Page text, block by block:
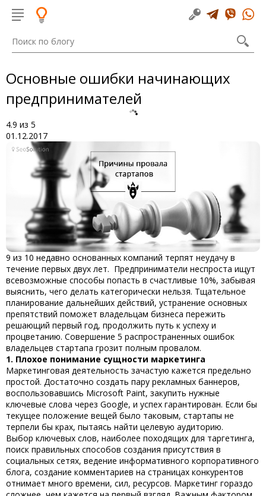
Основные ошибки начинающих
предпринимателей
4.9 из 5
01.12.2017
9 из 10 недавно основанных компаний терпят неудачу в
течение первых двух лет. Предприниматели неспроста ищут
всевозможные способы попасть в счастливые 10%, забывая
выяснить, чего делать категорически нельзя. Тщательное
планирование дальнейших действий, устранение основных
препятствий поможет владельцам бизнеса пережить
решающий первый год, продолжить путь к успеху и
процветанию. Совершение 5 распространенных ошибок
владельцев стартапа грозит полным провалом.
1. Плохое понимание сущности маркетинга
Маркетинговая деятельность зачастую кажется предельно
простой. Достаточно создать пару рекламных баннеров,
воспользовавшись Microsoft Paint, закупить нужные
ключевые слова через Google, и успех гарантирован. Если бы
текущее положение вещей было таковым, стартапы не
терпели бы крах, пытаясь найти целевую аудиторию.
Выбор ключевых слов, наиболее походящих для таргетинга,
поиск правильных способов создания присутствия в
социальных сетях, ведение информативного корпоративного
блога, создание комментариев на страницах конкурентов
отнимает много времени, сил, ресурсов. Маркетинг гораздо